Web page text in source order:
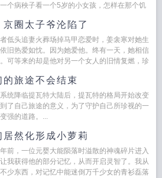
个病秧子看一个5岁的小女孩，怎样在那个饥
京圈太子爷沦陷了
低头追妻火葬场掉马甲恋爱时，姜衾寒对她生
旧热爱如忱。因为她爱他。终有一天，她相信
可等来的却是他对另一个女人的旧情复燃，珍
的旅途不会结束
统降临提瓦特大陆后，提瓦特的格局开始改变
了自己旅途的意义，为了守护自己所珍视的一
强的道路。...
居然化形成小萝莉
前，一位元婴大能陨落时溢散的神魂碎片进入
我获得他的部分记忆，从而开启灵智了。我从
少东西，对记忆中能迷倒万千少女的青衫磊落